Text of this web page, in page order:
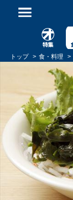
トップ 食・料理